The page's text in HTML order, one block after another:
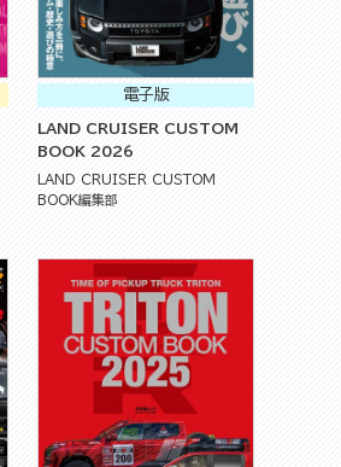
電子版
LAND CRUISER CUSTOM
BOOK 2026
LAND CRUISER CUSTOM
BOOK編集部